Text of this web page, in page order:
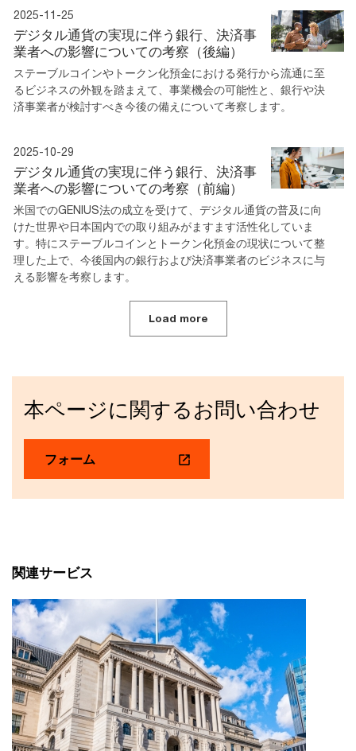
2025-11-25
デジタル通貨の実現に伴う銀行、決済事
業者への影響についての考察（後編）
ステーブルコインやトークン化預金における発行から流通に至
るビジネスの外観を踏まえて、事業機会の可能性と、銀行や決
済事業者が検討すべき今後の備えについて考察します。
2025-10-29
デジタル通貨の実現に伴う銀行、決済事
業者への影響についての考察（前編）
米国でのGENIUS法の成立を受けて、デジタル通貨の普及に向
けた世界や日本国内での取り組みがますます活性化していま
す。特にステーブルコインとトークン化預金の現状について整
理した上で、今後国内の銀行および決済事業者のビジネスに与
える影響を考察します。
Load more
本ページに関するお問い合わせ
フォーム
関連サービス